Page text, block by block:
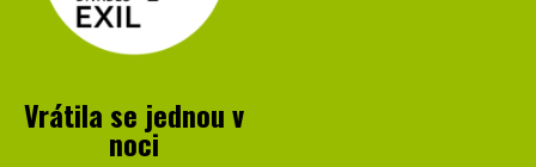
Vrátila se jednou v
noci